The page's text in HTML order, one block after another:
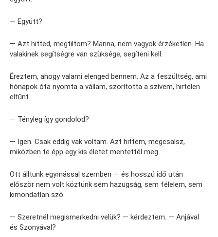
— Együtt?
— Azt hitted, megtiltom? Marina, nem vagyok érzéketlen. Ha
valakinek segítségre van szüksége, segíteni kell.
Éreztem, ahogy valami elenged bennem. Az a feszültség, ami
hónapok óta nyomta a vállam, szorította a szívem, hirtelen
eltűnt.
— Tényleg így gondolod?
— Igen. Csak eddig vak voltam. Azt hittem, megcsalsz,
miközben te épp egy kis életet mentettél meg.
Ott álltunk egymással szemben — és hosszú idő után
először nem volt köztünk sem hazugság, sem félelem, sem
kimondatlan szó.
— Szeretnél megismerkedni velük? — kérdeztem. — Anjával
és Szonyával?